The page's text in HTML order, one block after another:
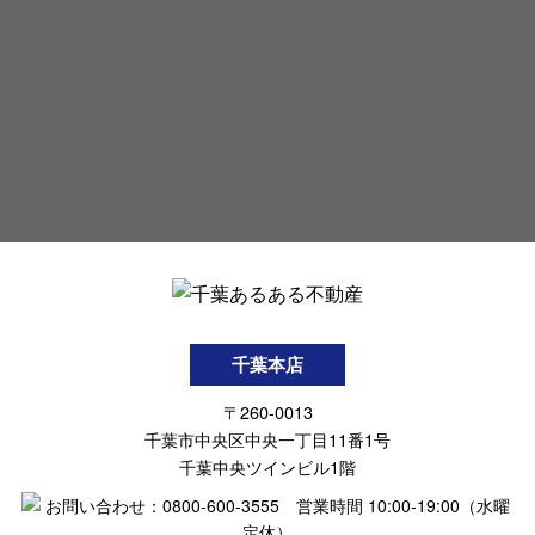
千葉本店
〒260-0013
千葉市中央区中央一丁目11番1号
千葉中央ツインビル1階